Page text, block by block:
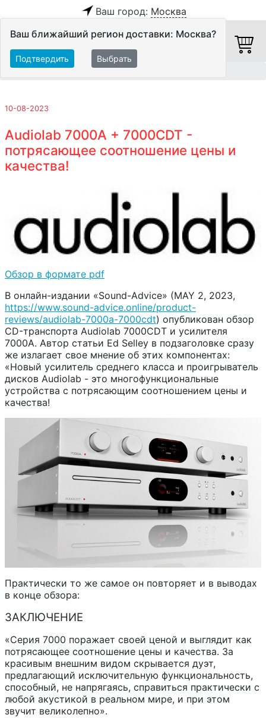
Ваш город: Москва
Ваш ближайший регион доставки: Москва?
Подтвердить Выбрать
10-08-2023
Audiolab 7000A + 7000CDT -
потрясающее соотношение цены и
качества!
Обзор в формате pdf
В онлайн-издании «Sound-Advice» (MAY 2, 2023,
https://www.sound-advice.online/product-
reviews/audiolab-7000a-7000cdt) опубликован обзор
CD-транспорта Audiolab 7000CDT и усилителя
7000A. Автор статьи Ed Selley в подзаголовке сразу
же излагает свое мнение об этих компонентах:
«Новый усилитель среднего класса и проигрыватель
дисков Audiolab - это многофункциональные
устройства с потрясающим соотношением цены и
качества!
Практически то же самое он повторяет и в выводах
в конце обзора:
ЗАКЛЮЧЕНИЕ
«Серия 7000 поражает своей ценой и выглядит как
потрясающее соотношение цены и качества. За
красивым внешним видом скрывается дуэт,
предлагающий исключительную функциональность,
способный, не напрягаясь, справиться практически с
любой акустикой в реальном мире, и при этом
звучит великолепно».